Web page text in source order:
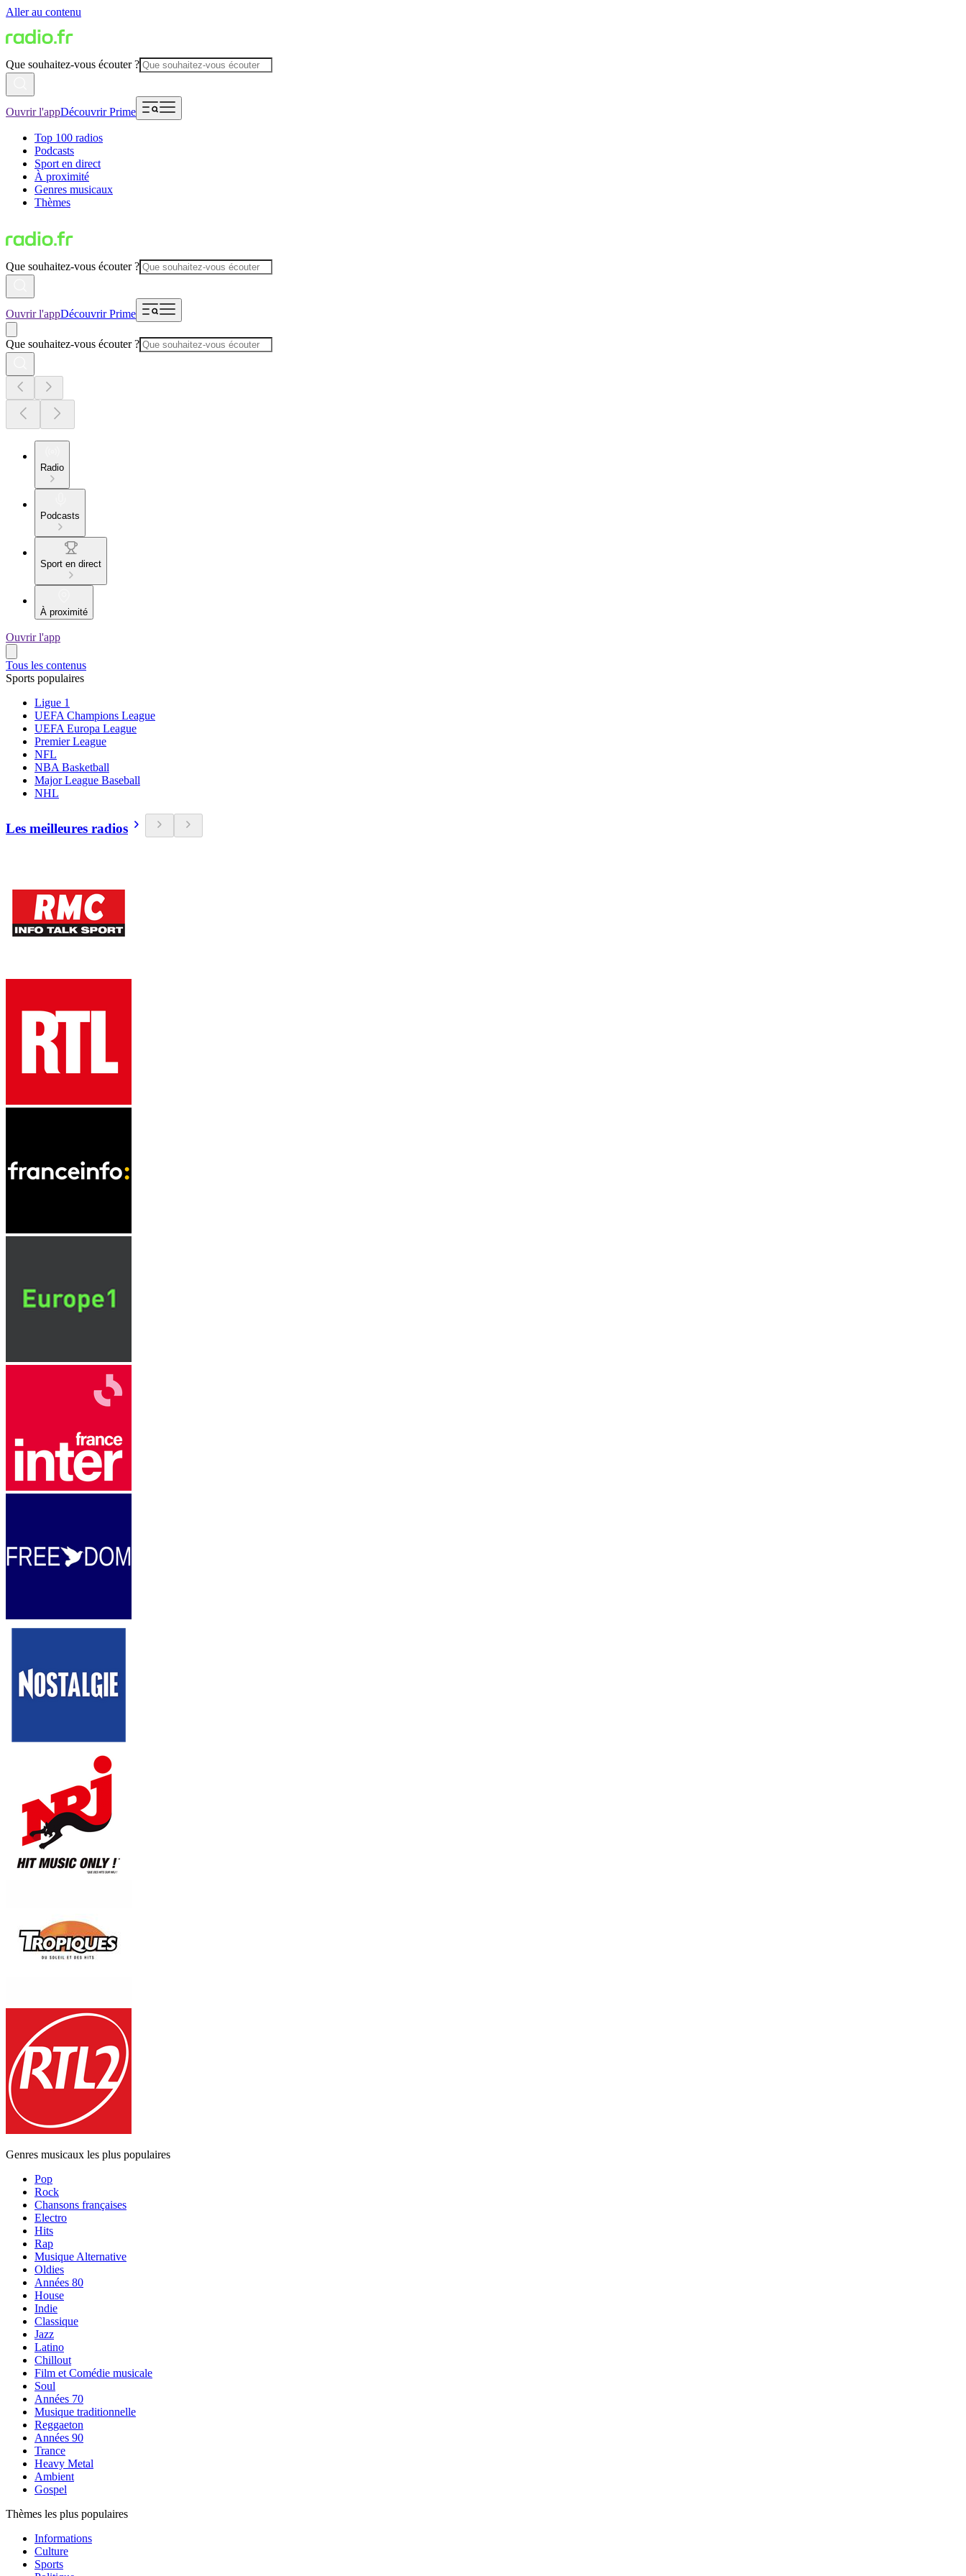
Aller au contenu
Que souhaitez-vous écouter ?
Ouvrir l'appDécouvrir Prime
Top 100 radios
Podcasts
Sport en direct
À proximité
Genres musicaux
Thèmes
Que souhaitez-vous écouter ?
Ouvrir l'appDécouvrir Prime
Que souhaitez-vous écouter ?
Radio
Podcasts
Sport en direct
À proximité
Ouvrir l'app
Tous les contenus
Sports populaires
Ligue 1
UEFA Champions League
UEFA Europa League
Premier League
NFL
NBA Basketball
Major League Baseball
NHL
Les meilleures radios
Genres musicaux les plus populaires
Pop
Rock
Chansons françaises
Electro
Hits
Rap
Musique Alternative
Oldies
Années 80
House
Indie
Classique
Jazz
Latino
Chillout
Film et Comédie musicale
Soul
Années 70
Musique traditionnelle
Reggaeton
Années 90
Trance
Heavy Metal
Ambient
Gospel
Thèmes les plus populaires
Informations
Culture
Sports